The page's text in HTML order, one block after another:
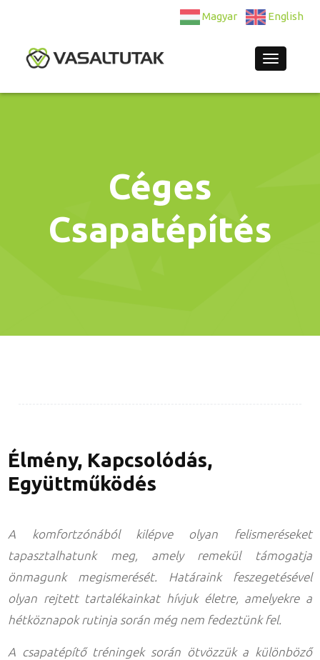
Magyar English
Céges
Csapatépítés
Élmény, Kapcsolódás,
Együttműködés
A komfortzónából kilépve olyan felismeréseket
tapasztalhatunk meg, amely remekül támogatja
önmagunk megismerését. Határaink feszegetésével
olyan rejtett tartalékainkat hívjuk életre, amelyekre a
hétköznapok rutinja során még nem fedeztünk fel.
A csapatépítő tréningek során ötvözzük a különböző